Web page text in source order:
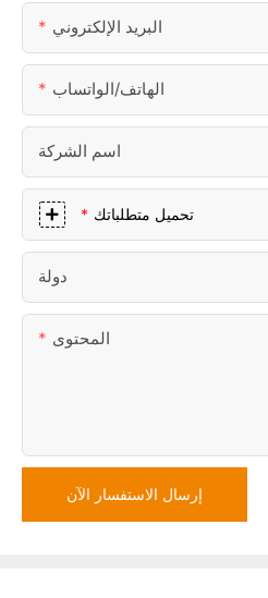
البريد الإلكتروني
الهاتف/الواتساب
اسم الشركة
تحميل متطلباتك
دولة
المحتوى
إرسال الاستفسار الآن